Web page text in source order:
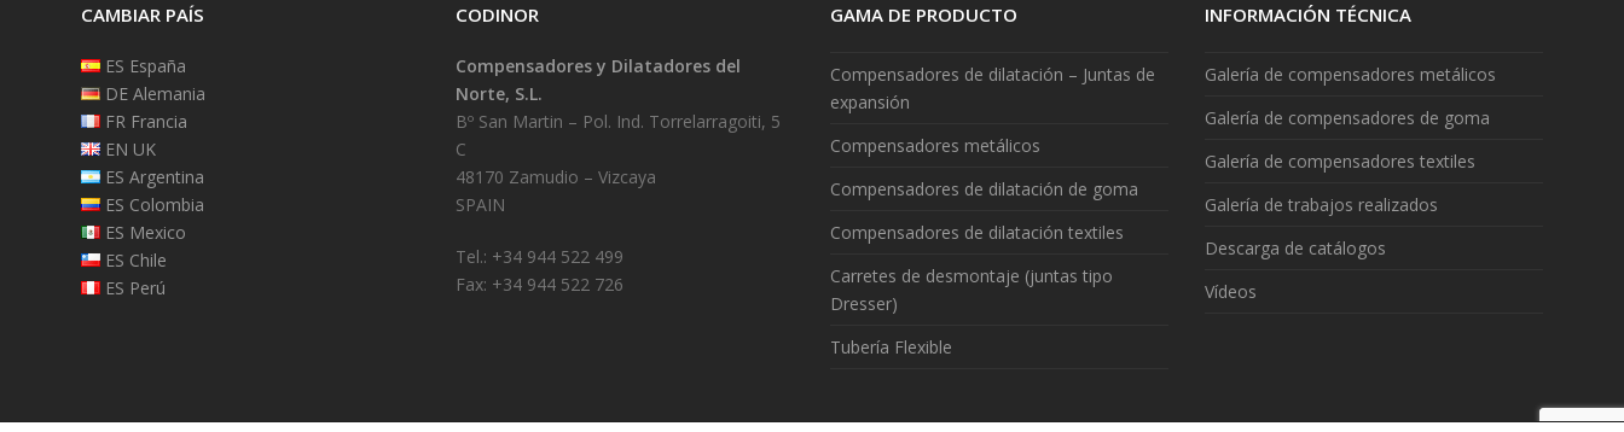
CAMBIAR PAÍS
ES España
DE Alemania
FR Francia
EN UK
ES Argentina
ES Colombia
ES Mexico
ES Chile
ES Perú
CODINOR
Compensadores y Dilatadores del
Norte, S.L.
Bº San Martin – Pol. Ind. Torrelarragoiti, 5
C
48170 Zamudio – Vizcaya
SPAIN
Tel.: +34 944 522 499
Fax: +34 944 522 726
GAMA DE PRODUCTO
Compensadores de dilatación – Juntas de
expansión
Compensadores metálicos
Compensadores de dilatación de goma
Compensadores de dilatación textiles
Carretes de desmontaje (juntas tipo
Dresser)
Tubería Flexible
INFORMACIÓN TÉCNICA
Galería de compensadores metálicos
Galería de compensadores de goma
Galería de compensadores textiles
Galería de trabajos realizados
Descarga de catálogos
Vídeos